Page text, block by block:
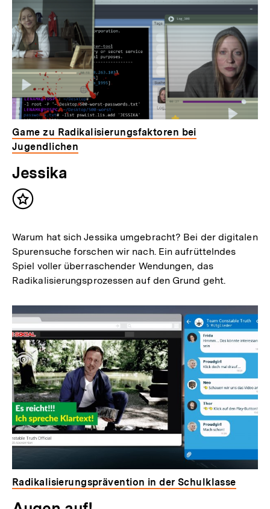
Game zu Radikalisierungsfaktoren bei
Jugendlichen
Jessika
Inhalt
Warum hat sich Jessika umgebracht? Bei der digitalen
Spurensuche forschen wir nach. Ein aufrüttelndes
Spiel voller überraschender Wendungen, das
Radikalisierungsprozessen auf den Grund geht.
Radikalisierungsprävention in der Schulklasse